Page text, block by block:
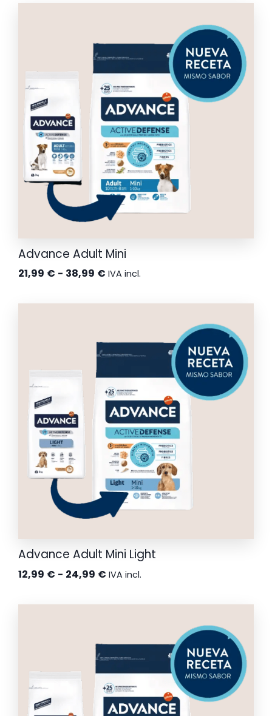
precios:
24,99 €
hasta
62,99 €
Advance Adult Mini
21,99 € - 38,99 € Rango
precios:
21,99 €
hasta
38,99 €
IVA incl.
Advance Adult Mini Light
12,99 € - 24,99 € Rango
precios:
12,99 €
hasta
24,99 €
IVA incl.